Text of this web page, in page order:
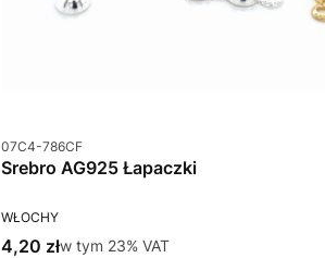
Kod produktu
07C4-786CF
Srebro AG925 Łapaczki
PRODUCENT
WŁOCHY
Cena brutto
4,20 złw tym %s VAT
w tym 23%VAT